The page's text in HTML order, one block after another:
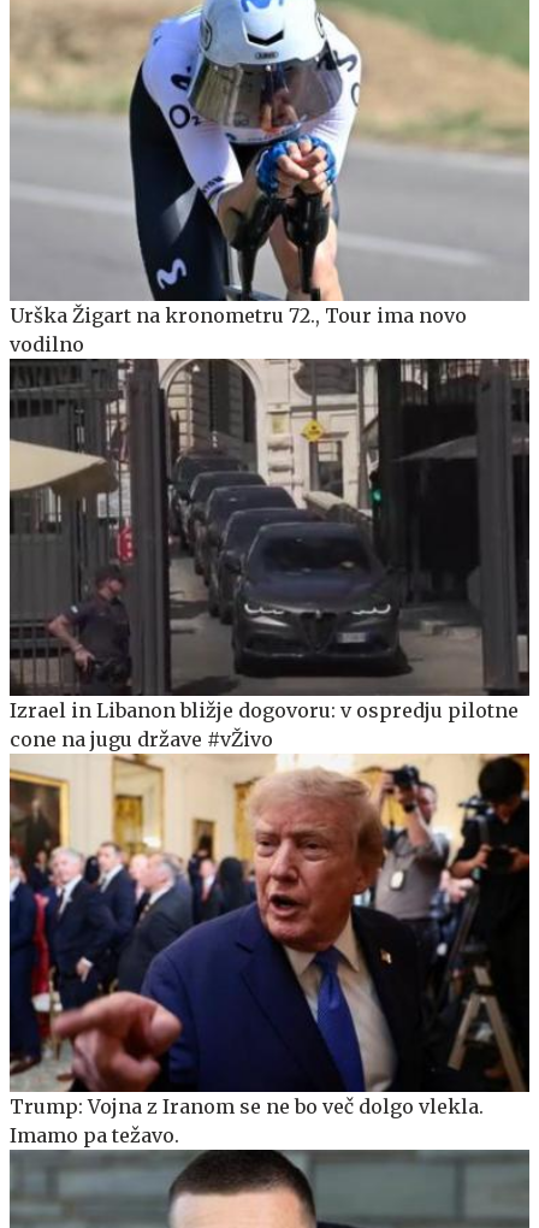
Urška Žigart na kronometru 72., Tour ima novo
vodilno
Izrael in Libanon bližje dogovoru: v ospredju pilotne
cone na jugu države #vŽivo
Trump: Vojna z Iranom se ne bo več dolgo vlekla.
Imamo pa težavo.